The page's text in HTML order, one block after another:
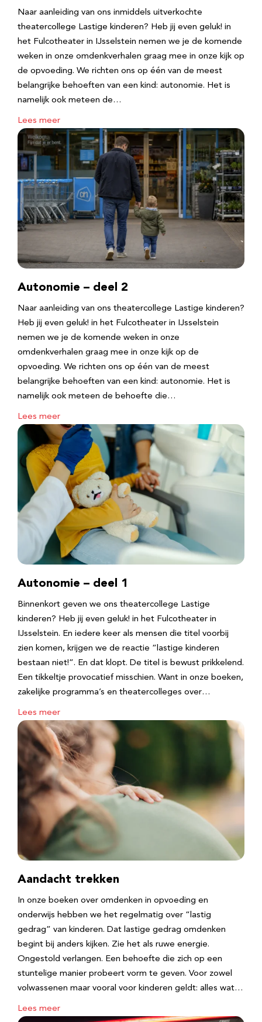
Naar aanleiding van ons inmiddels uitverkochte
theatercollege Lastige kinderen? Heb jij even geluk! in
het Fulcotheater in IJsselstein nemen we je de komende
weken in onze omdenkverhalen graag mee in onze kijk op
de opvoeding. We richten ons op één van de meest
belangrijke behoeften van een kind: autonomie. Het is
namelijk ook meteen de…
Lees meer
Autonomie – deel 2
Naar aanleiding van ons theatercollege Lastige kinderen?
Heb jij even geluk! in het Fulcotheater in IJsselstein
nemen we je de komende weken in onze
omdenkverhalen graag mee in onze kijk op de
opvoeding. We richten ons op één van de meest
belangrijke behoeften van een kind: autonomie. Het is
namelijk ook meteen de behoefte die…
Lees meer
Autonomie – deel 1
Binnenkort geven we ons theatercollege Lastige
kinderen? Heb jij even geluk! in het Fulcotheater in
IJsselstein. En iedere keer als mensen die titel voorbij
zien komen, krijgen we de reactie “lastige kinderen
bestaan niet!”. En dat klopt. De titel is bewust prikkelend.
Een tikkeltje provocatief misschien. Want in onze boeken,
zakelijke programma’s en theatercolleges over…
Lees meer
Aandacht trekken
In onze boeken over omdenken in opvoeding en
onderwijs hebben we het regelmatig over “lastig
gedrag” van kinderen. Dat lastige gedrag omdenken
begint bij anders kijken. Zie het als ruwe energie.
Ongestold verlangen. Een behoefte die zich op een
stuntelige manier probeert vorm te geven. Voor zowel
volwassenen maar vooral voor kinderen geldt: alles wat…
Lees meer